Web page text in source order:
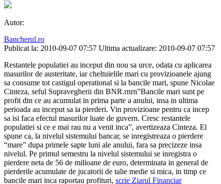
Autor:
Bancherul.ro
Publicat la: 2010-09-07 07:57 Ultima actualizare: 2010-09-07 07:57
Restantele populatiei au inceput din nou sa urce, odata cu aplicarea
masurilor de austeritate, iar cheltuielile mari cu provizioanele ajung
sa consume tot castigul operational si la bancile mari, spune Nicolae
Cinteza, seful Supravegherii din BNR.rnrn”Bancile mari sunt pe
profit din ce au acumulat in prima parte a anului, insa in ultima
perioada au inceput sa ia pierderi. Vin provizioane pentru ca incep
sa isi faca efectul masurilor luate de guvern. Cresc restantele
populatiei si ce e mai rau nu a venit inca”, avertizeaza Cinteza. El
spune ca, la nivelul sistemului bancar, se inregistreaza o pierdere
“mare” dupa primele sapte luni ale anului, fara sa precizeze insa
nivelul. Pe primul semestru la nivelul sistemului se inregistra o
pierdere neta de 56 de milioane de euro, determinata in general de
pierderile acumulate de jucatorii de talie medie si mica, in timp ce
bancile mari inca raportau profituri, scrie Ziarul Financiar